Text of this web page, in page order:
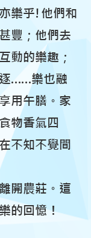
樂乎!他們和
豐；他們去
動的樂趣；
……樂也融
用午膳。家
物香氣四
不知不覺間
開農莊。這
的回憶！